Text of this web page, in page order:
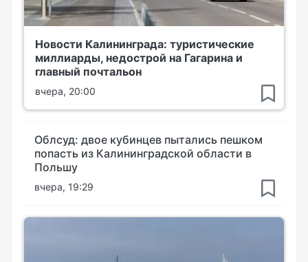
Новости Калининграда: туристические
миллиарды, недострой на Гагарина и
главный почтальон
вчера, 20:00
Облсуд: двое кубинцев пытались пешком
попасть из Калининградской области в
Польшу
вчера, 19:29